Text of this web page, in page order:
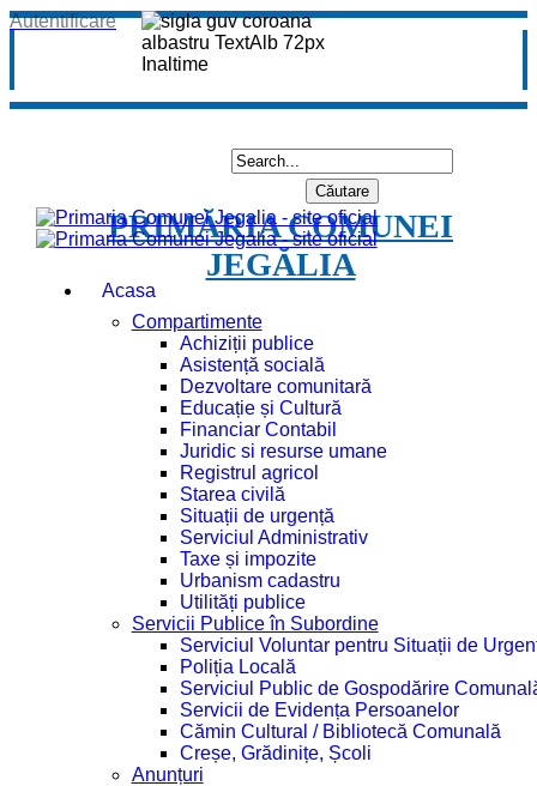
Autentificare
PRIMĂRIA COMUNEI
JEGĂLIA
Acasa
Compartimente
Achiziții publice
Asistență socială
Dezvoltare comunitară
Educație și Cultură
Financiar Contabil
Juridic si resurse umane
Registrul agricol
Starea civilă
Situații de urgență
Serviciul Administrativ
Taxe și impozite
Urbanism cadastru
Utilități publice
Servicii Publice în Subordine
Serviciul Voluntar pentru Situații de
Poliția Locală
Serviciul Public de Gospodărire
Servicii de Evidența Persoanelor
Cămin Cultural / Bibliotecă Comunală
Creșe, Grădinițe, Școli
Anunțuri